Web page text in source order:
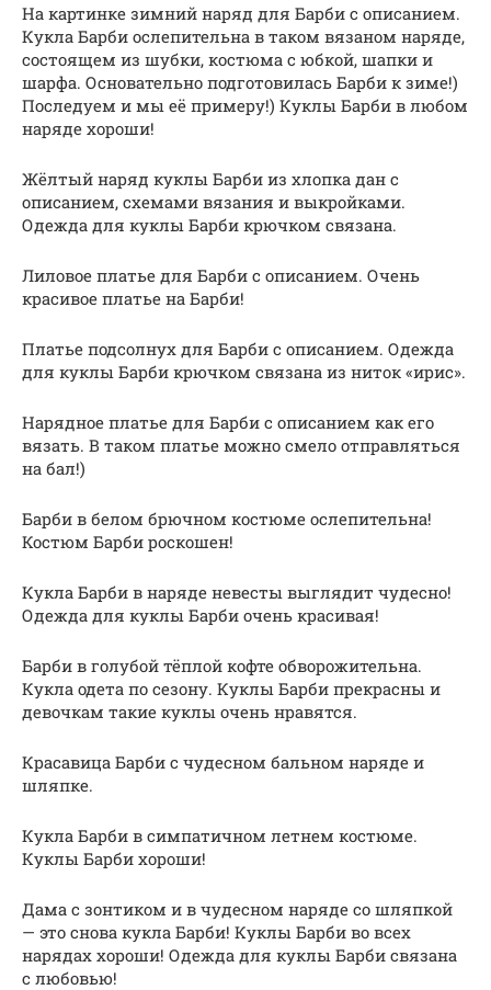
На картинке зимний наряд для Барби с описанием.
Кукла Барби ослепительна в таком вязаном наряде,
состоящем из шубки, костюма с юбкой, шапки и
шарфа. Основательно подготовилась Барби к зиме!)
Последуем и мы её примеру!) Куклы Барби в любом
наряде хороши!
Жёлтый наряд куклы Барби из хлопка дан с
описанием, схемами вязания и выкройками.
Одежда для куклы Барби крючком связана.
Лиловое платье для Барби с описанием. Очень
красивое платье на Барби!
Платье подсолнух для Барби с описанием. Одежда
для куклы Барби крючком связана из ниток «ирис».
Нарядное платье для Барби с описанием как его
вязать. В таком платье можно смело отправляться
на бал!)
Барби в белом брючном костюме ослепительна!
Костюм Барби роскошен!
Кукла Барби в наряде невесты выглядит чудесно!
Одежда для куклы Барби очень красивая!
Барби в голубой тёплой кофте обворожительна.
Кукла одета по сезону. Куклы Барби прекрасны и
девочкам такие куклы очень нравятся.
Красавица Барби с чудесном бальном наряде и
шляпке.
Кукла Барби в симпатичном летнем костюме.
Куклы Барби хороши!
Дама с зонтиком и в чудесном наряде со шляпкой
— это снова кукла Барби! Куклы Барби во всех
нарядах хороши! Одежда для куклы Барби связана
с любовью!